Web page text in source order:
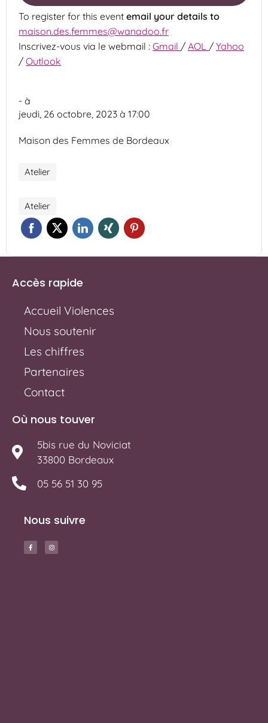
To register for this event email your details to
maison.des.femmes@wanadoo.fr
Inscrivez-vous via le webmail : Gmail / AOL / Yahoo
/ Outlook
- à
jeudi, 26 octobre, 2023 à 17:00
Maison des Femmes de Bordeaux
Atelier
Atelier
Accès rapide
Accueil Violences
Nous soutenir
Les chiffres
Partenaires
Contact
Où nous touver
5bis rue du Noviciat
33800 Bordeaux
05 56 51 30 95
Nous suivre